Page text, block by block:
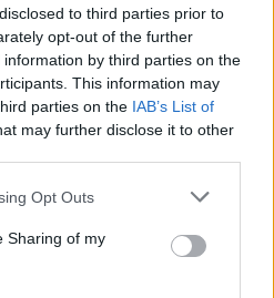
to third parties prior to
opt-out of the further
by third parties on the
This information may
parties on the IAB’s List of
may further disclose it to other
app uses one or more Google
behaviour. You may click to
and its third-party tags to
purposes in below Google
Opt Outs
Sharing of my
a horvát poljički
sült mángoldos